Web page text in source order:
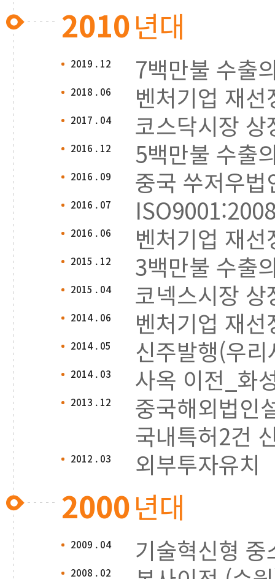
2010년대
2019 . 12 7백만불 수출
2018 . 06 벤처기업 재선
2017 . 04 코스닥시장 상
2016 . 12 5백만불 수출
2016 . 09 중국 쑤저우법
2016 . 07
2016 . 06 벤처기업 재선
2015 . 12 3백만불 수출
2015 . 04 코넥스시장 상
2014 . 06 벤처기업 재선
2014 . 05 신주발행(우
2014 . 03 사옥 이전_화
2013 . 12
중국해외법인
국내특허2건
2012 . 03 외부투자유치
2000년대
2009 . 04 기술혁신형
2008 . 02